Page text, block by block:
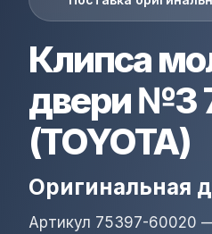
Клипса
двери №3
(TOYOTA)
Оригинальная
Артикул 75397-60020